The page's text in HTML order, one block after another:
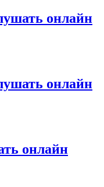
онлайн
онлайн
онлайн